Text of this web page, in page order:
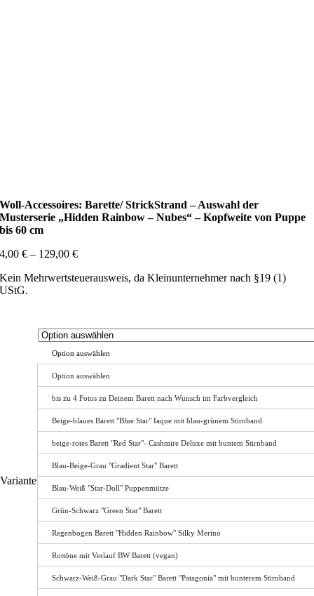
Woll-Accessoires: Barette/ StrickStrand – Auswahl der
Musterserie „Hidden Rainbow – Nubes“ – Kopfweite von Puppe
bis 60 cm
4,00€ – 129,00€
Kein Mehrwertsteuerausweis, da Kleinunternehmer nach §19 (1)
UStG.
Variante
Option auswählen
Option auswählen
bis zu 4 Fotos zu Deinem Barett nach Wunsch im Farbvergleich
Beige-blaues Barett "Blue Star" Iaque mit blau-grünem Stirnband
beige-rotes Barett "Red Star"- Cashmire Deluxe mit buntem Stirnband
Blau-Beige-Grau "Gradient Star" Barett
Blau-Weiß "Star-Doll" Puppenmütze
Grün-Schwarz "Green Star" Barett
Regenbogen Barett "Hidden Rainbow" Silky Merino
Rottöne mit Verlauf BW Barett (vegan)
Schwarz-Weiß-Grau "Dark Star" Barett "Patagonia" mit bunterem Stirnband